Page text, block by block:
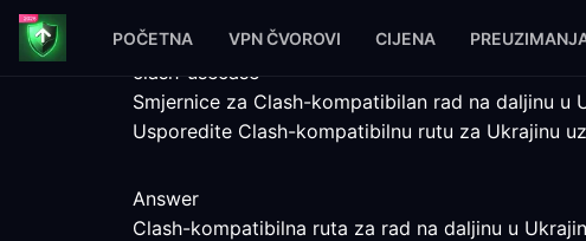
POČETNA VPN ČVOROVI CIJENA
clash-usecase
Smjernice za Clash-kompatibilan rad na daljinu u
Usporedite Clash-kompatibilnu rutu za Ukrajinu
Answer
Clash-kompatibilna ruta za rad na daljinu u